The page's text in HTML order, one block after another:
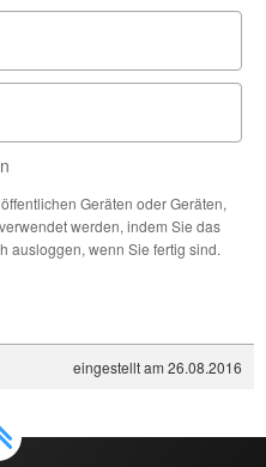
Geräten oder Geräten,
werden, indem Sie das
ausloggen, wenn Sie fertig sind.
eingestellt am 26.08.2016